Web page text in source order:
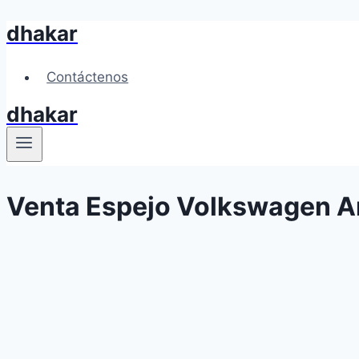
Skip
content
dhakar
Contáctenos
dhakar
Venta Espejo Volkswagen